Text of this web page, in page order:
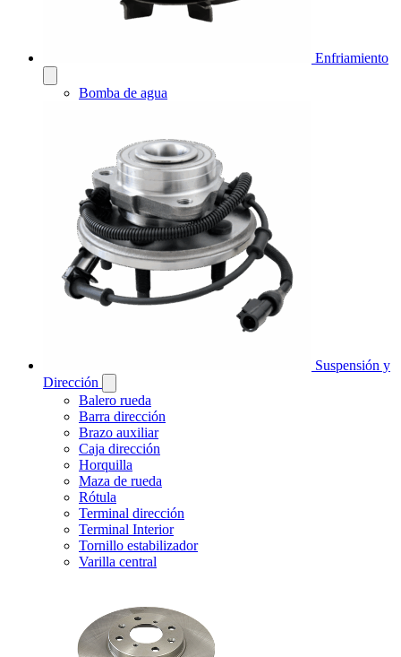
Enfriamiento
Bomba de agua
Suspensión y
Dirección
Balero rueda
Barra dirección
Brazo auxiliar
Caja dirección
Horquilla
Maza de rueda
Rótula
Terminal dirección
Terminal Interior
Tornillo estabilizador
Varilla central